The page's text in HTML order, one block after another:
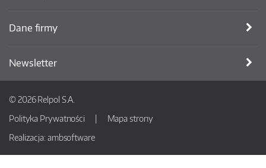
Dane firmy
Newsletter
© 2026 Relpol S.A.
Polityka Prywatności
Mapa strony
Realizacja: ambsoftware